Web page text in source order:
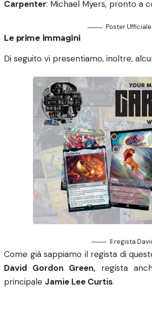
Carpenter: Michael Myers, pronto a
Poster Ufficiale
Le prime immagini
Di seguito vi presentiamo, inoltre,
Il regista
Come già sappiamo il regista di
David Gordon Green, regista
principale Jamie Lee Curtis.